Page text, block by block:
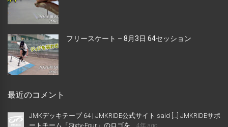
フリースケート – 8月3日 64セッション
最近のコメント
JMKデッキテープ 64 | JMKRIDE公式サイト said […] JMKRIDEサポ
ートチーム「Sixty-Four」のロゴを...
4年 ago